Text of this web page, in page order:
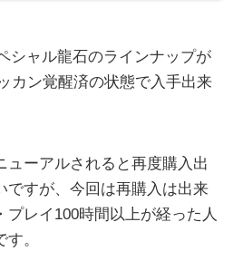
シャル龍石のラインナップが
カン覚醒済の状態で入手出来
ューアルされると再度購入出
ですが、今回は再購入は出来
プレイ100時間以上が経った人
。